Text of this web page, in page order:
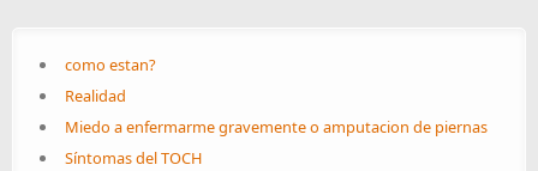
como estan?
Realidad
Miedo a enfermarme gravemente o amputacion de piernas
Síntomas del TOCH